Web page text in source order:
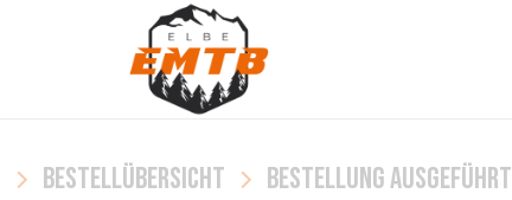
BESTELLÜBERSICHT BESTELLUNG AUSGEFÜHRT